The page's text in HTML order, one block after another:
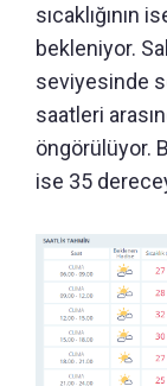
sıcaklığının
bekleniyor.
seviyesinde
saatleri
öngörülüyor.
ise 35